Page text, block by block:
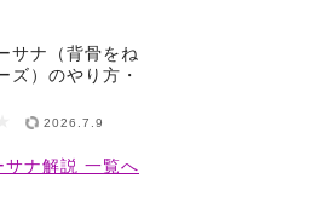
サナ（背骨をね
ズ）のやり方・
2026.7.9
サナ解説 一覧へ